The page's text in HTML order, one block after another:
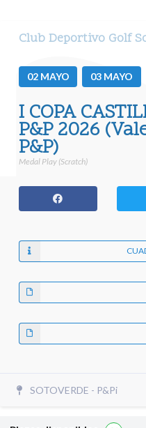
Club Deportivo Golf
02 MAYO 03 MAYO
I COPA
P&P 2026
P&P)
Medal Play (Scratch)
SOTOVERDE - P&Pi